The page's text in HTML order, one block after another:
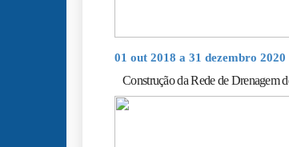
01 out 2018 a 31 dezembro 2020
Construção da Rede de Drenagem